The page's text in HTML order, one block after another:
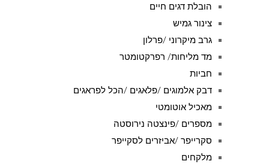
הובלת דגים חיים
צינור גמיש
גרב מיקרוני /פרלון
מד מליחות/ רפרקטומטר
חביות
דבק אלמוגים /פלאגים /הכל לפראגים
מאכיל אוטומטי
מספרים /פינצטה נירוסטה
סקרייפר /אביזרים לסקייפר
מלקחים